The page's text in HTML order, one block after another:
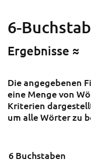
6-
Ergebnisse ≈
Die angegebenen
eine Menge von
Kriterien
um alle Wörter zu
6 Buchstaben